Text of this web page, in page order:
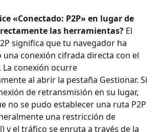
«Conectado: P2P» en lugar de
las herramientas? El
significa que tu navegador ha
una conexión cifrada directa con el
conexión ocurre
al abrir la pestaña Gestionar. Si
de retransmisión en su lugar,
no se pudo establecer una ruta P2P
una restricción de
y el tráfico se enruta a través de la